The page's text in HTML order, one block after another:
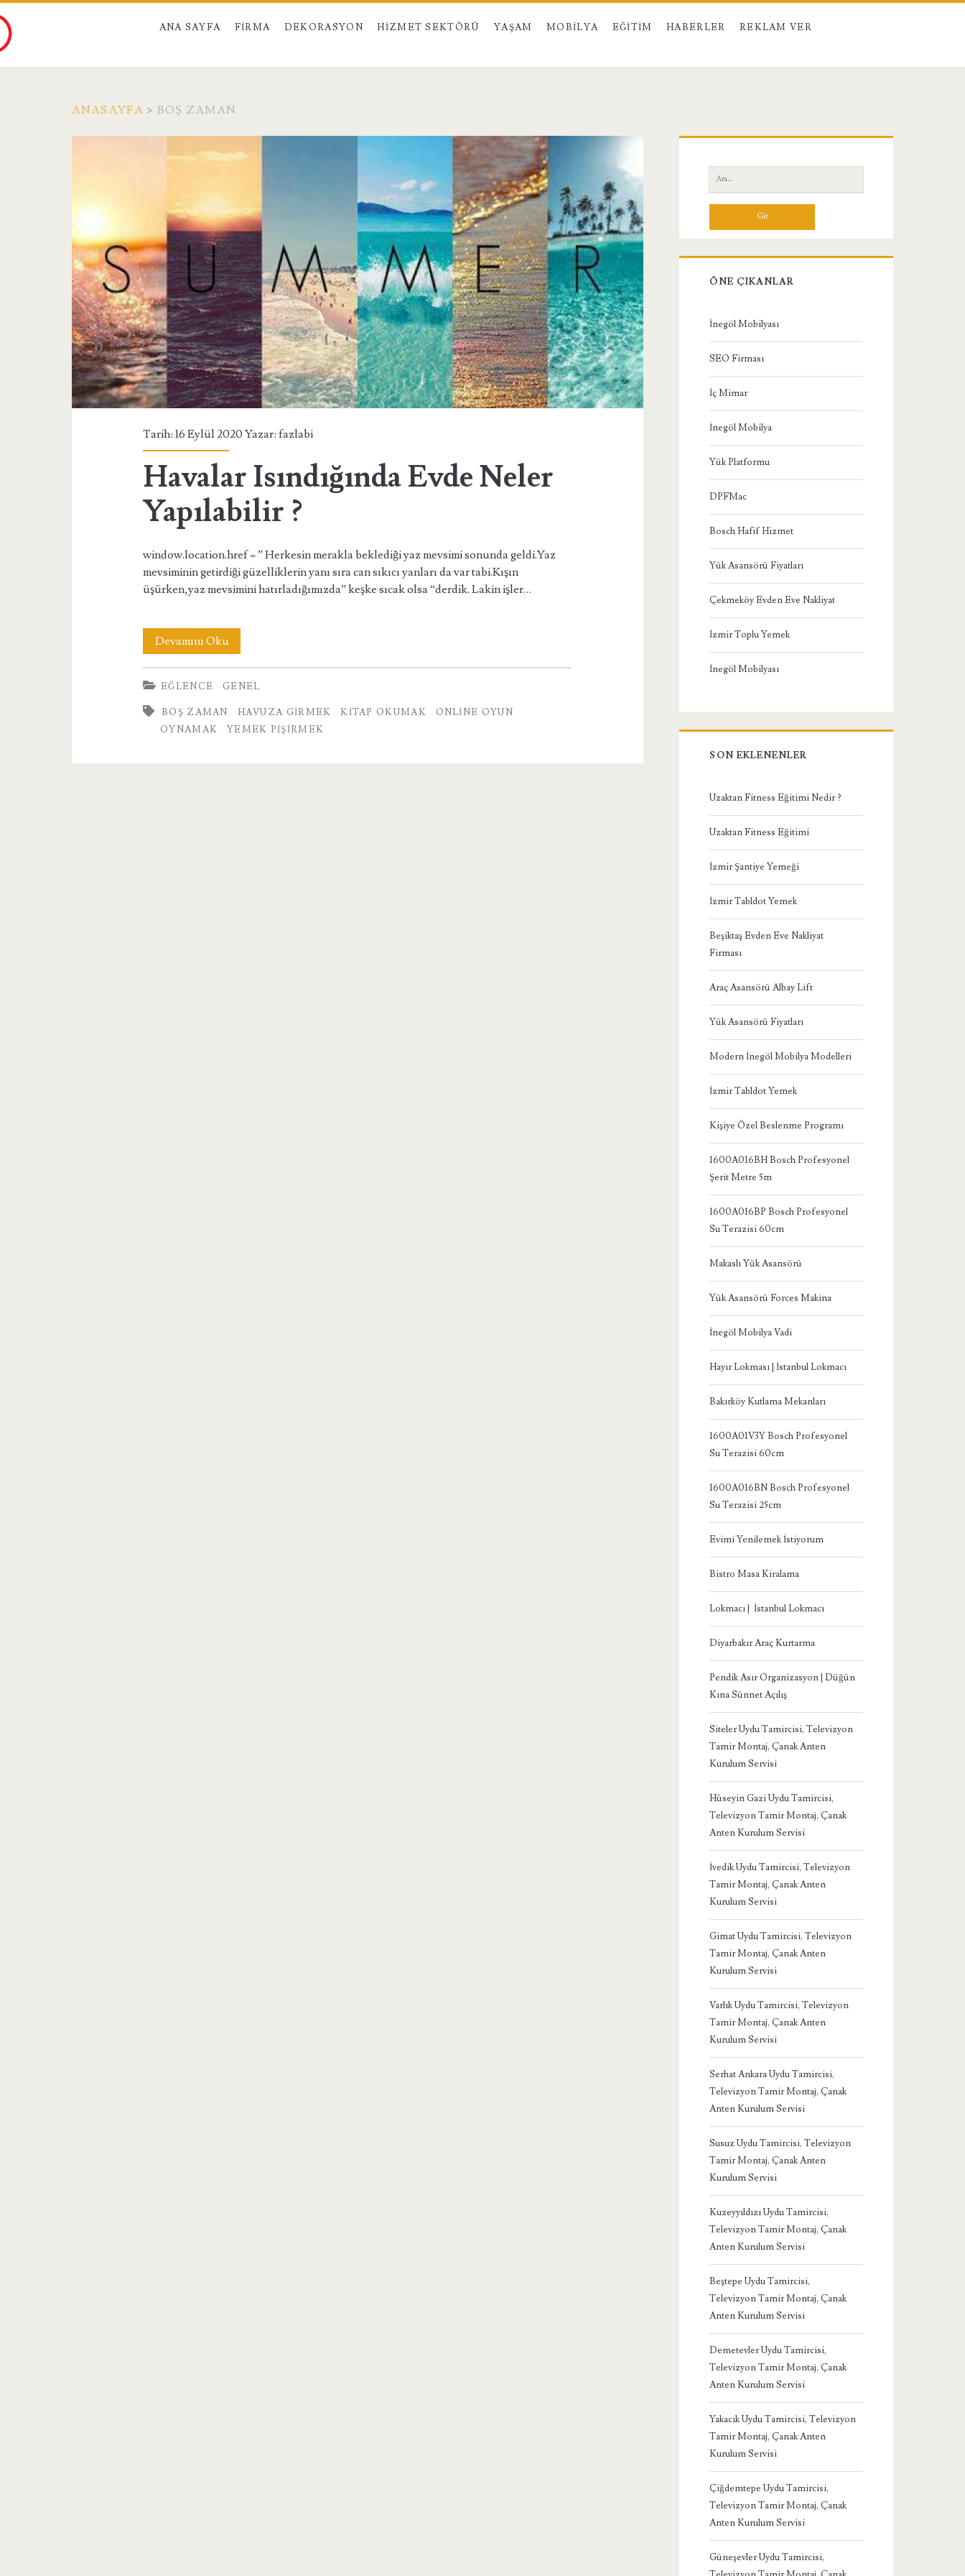
ANA SAYFA FIRMA DEKORASYON HIZMET SEKTÖRÜ YAŞAM MOBILYA EĞITIM HABERLER REKLAM VER
ANASAYFA > BOŞ ZAMAN
zaman</span>
Tarih: 16 Eylül 2020 Yazar:fazlabi
Havalar Isındığında Evde Neler
Yapılabilir ?
window.location.href = ” Herkesin merakla beklediği yaz mevsimi sonunda geldi.Yaz
mevsiminin getirdiği güzelliklerin yanı sıra can sıkıcı yanları da var tabi.Kışın
üşürken,yaz mevsimini hatırladığımızda” keşke sıcak olsa “derdik. Lakin işler…
Devamını OkuHavalar
Isındığında
Evde
Neler
EĞLENCE GENEL
BOŞ ZAMAN HAVUZA GIRMEK KITAP OKUMAK
ONLINE OYUN
OYNAMAK
YEMEK PIŞIRMEK
Yan
Menü
Ara:
ÖNE ÇIKANLAR
İnegöl Mobilyası
SEO Firması
İç Mimar
İnegöl Mobilya
Yük Platformu
DPFMac
Bosch Hafif Hizmet
Yük Asansörü Fiyatları
Çekmeköy Evden Eve Nakliyat
İzmir Toplu Yemek
İnegöl Mobilyası
SON EKLENENLER
Uzaktan Fitness Eğitimi Nedir ?
Uzaktan Fitness Eğitimi
İzmir Şantiye Yemeği
İzmir Tabldot Yemek
Beşiktaş Evden Eve Nakliyat
Firması
Araç Asansörü Albay Lift
Yük Asansörü Fiyatları
Modern İnegöl Mobilya Modelleri
İzmir Tabldot Yemek
Kişiye Özel Beslenme Programı
1600A016BH Bosch Profesyonel
Şerit Metre 5m
1600A016BP Bosch Profesyonel
Su Terazisi 60cm
Makaslı Yük Asansörü
Yük Asansörü Forces Makina
İnegöl Mobilya Vadi
Hayır Lokması | İstanbul Lokmacı
Bakırköy Kutlama Mekanları
1600A01V3Y Bosch Profesyonel
Su Terazisi 60cm
1600A016BN Bosch Profesyonel
Su Terazisi 25cm
Evimi Yenilemek İstiyorum
Bistro Masa Kiralama
Lokmacı | İstanbul Lokmacı
Diyarbakır Araç Kurtarma
Pendik Asır Organizasyon | Düğün
Kına Sünnet Açılış
Siteler Uydu Tamircisi, Televizyon
Tamir Montaj, Çanak Anten
Kurulum Servisi
Hüseyin Gazi Uydu Tamircisi,
Televizyon Tamir Montaj, Çanak
Anten Kurulum Servisi
İvedik Uydu Tamircisi, Televizyon
Tamir Montaj, Çanak Anten
Kurulum Servisi
Gimat Uydu Tamircisi, Televizyon
Tamir Montaj, Çanak Anten
Kurulum Servisi
Varlık Uydu Tamircisi, Televizyon
Tamir Montaj, Çanak Anten
Kurulum Servisi
Serhat Ankara Uydu Tamircisi,
Televizyon Tamir Montaj, Çanak
Anten Kurulum Servisi
Susuz Uydu Tamircisi, Televizyon
Tamir Montaj, Çanak Anten
Kurulum Servisi
Kuzeyyıldızı Uydu Tamircisi,
Televizyon Tamir Montaj, Çanak
Anten Kurulum Servisi
Beştepe Uydu Tamircisi,
Televizyon Tamir Montaj, Çanak
Anten Kurulum Servisi
Demetevler Uydu Tamircisi,
Televizyon Tamir Montaj, Çanak
Anten Kurulum Servisi
Yakacık Uydu Tamircisi, Televizyon
Tamir Montaj, Çanak Anten
Kurulum Servisi
Çiğdemtepe Uydu Tamircisi,
Televizyon Tamir Montaj, Çanak
Anten Kurulum Servisi
Güneşevler Uydu Tamircisi,